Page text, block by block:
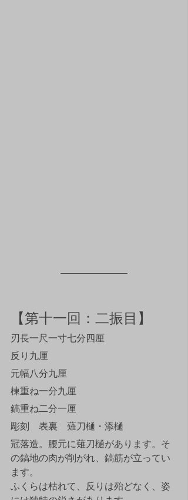
【第十一回：二振目】
刃長一尺一寸七分四厘
反り九厘
元幅八分九厘
棟重ね一分九厘
鎬重ね二分一厘
彫刻　表裏　薙刀樋・添樋
冠落造。腰元に薙刀樋があります。そ
の鎬地の肉が削がれ、鎬筋が立ってい
ます。
ふくらは枯れて、反りは殆どなく、姿